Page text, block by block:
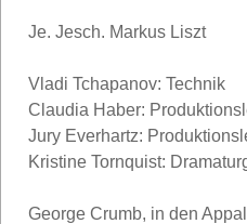
Je. Jesch. Markus Liszt
Vladi Tchapanov: Technik
Claudia Haber:
Jury Everhartz:
Kristine Tornquist:
George Crumb, in den